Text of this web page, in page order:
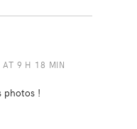
9 H 18 MIN
photos !